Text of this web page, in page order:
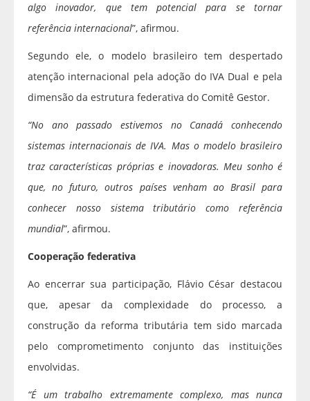
algo inovador, que tem potencial para se tornar
referência internacional”, afirmou.
Segundo ele, o modelo brasileiro tem despertado
atenção internacional pela adoção do IVA Dual e pela
dimensão da estrutura federativa do Comitê Gestor.
“No ano passado estivemos no Canadá conhecendo
sistemas internacionais de IVA. Mas o modelo brasileiro
traz características próprias e inovadoras. Meu sonho é
que, no futuro, outros países venham ao Brasil para
conhecer nosso sistema tributário como referência
mundial”, afirmou.
Cooperação federativa
Ao encerrar sua participação, Flávio César destacou
que, apesar da complexidade do processo, a
construção da reforma tributária tem sido marcada
pelo comprometimento conjunto das instituições
envolvidas.
“É um trabalho extremamente complexo, mas nunca